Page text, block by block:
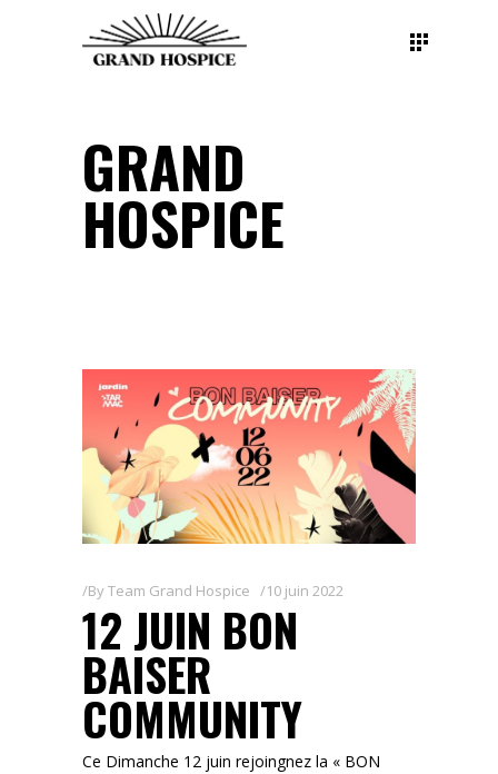
GRAND
HOSPICE
ByTeam Grand Hospice 10 juin 2022
12 JUIN BON
BAISER
COMMUNITY
Ce Dimanche 12 juin rejoingnez la « BON